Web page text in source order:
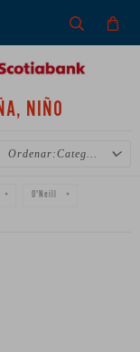
NIÑO
Categoría
O'Neill